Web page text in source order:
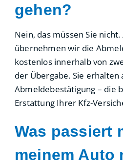
gehen?
Nein, das müssen Sie nicht.
übernehmen wir die
kostenlos innerhalb von
der Übergabe. Sie erhalten
Abmeldebestätigung – die
Erstattung Ihrer Kfz-
Was passiert
meinem Auto